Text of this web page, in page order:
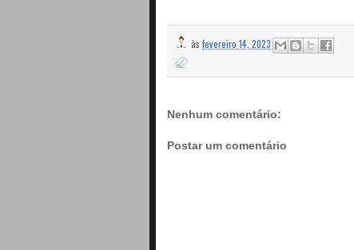
às fevereiro 14, 2023
Nenhum comentário:
Postar um comentário